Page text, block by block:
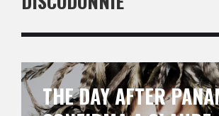
THE DAY AFTER